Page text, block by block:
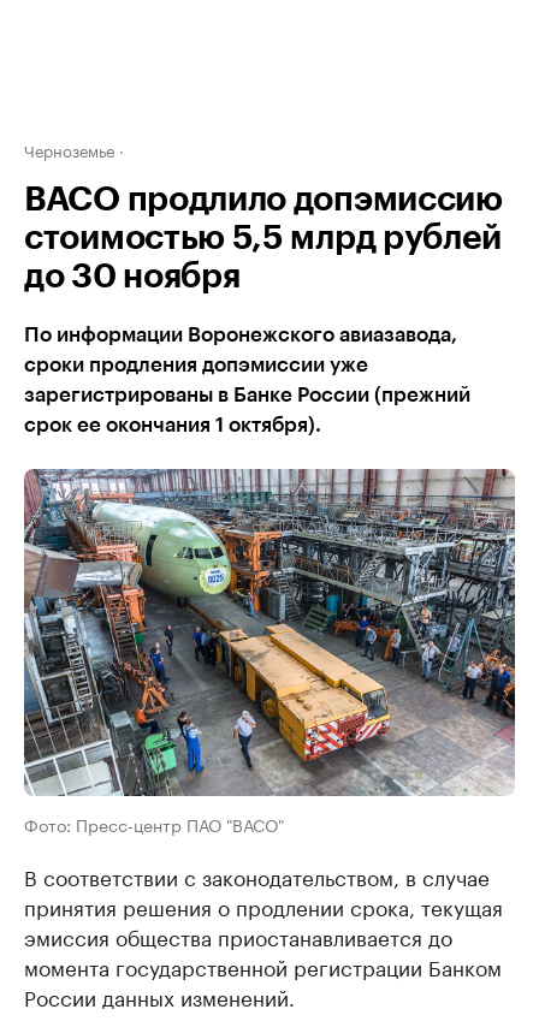
Черноземье
ВАСО продлило допэмиссию
стоимостью 5,5 млрд рублей
до 30 ноября
По информации Воронежского авиазавода,
сроки продления допэмиссии уже
зарегистрированы в Банке России (прежний
срок ее окончания 1 октября).
Фото: Пресс-центр ПАО "ВАСО"
В соответствии с законодательством, в случае
принятия решения о продлении срока, текущая
эмиссия общества приостанавливается до
момента государственной регистрации Банком
России данных изменений.